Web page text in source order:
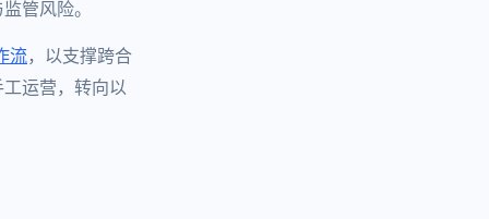
管风险。
流 ，以支撑跨合
运营，转向以